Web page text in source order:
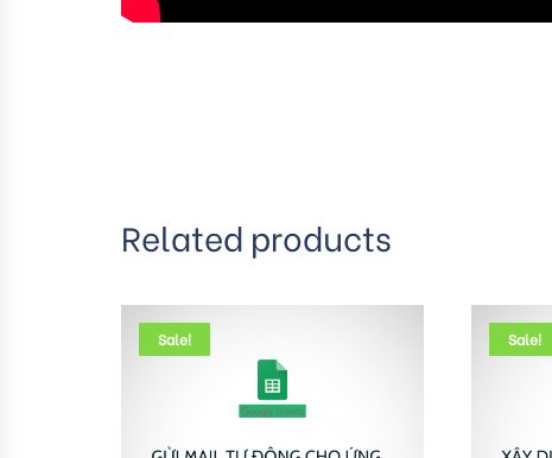
Related products
Sale! Sale!